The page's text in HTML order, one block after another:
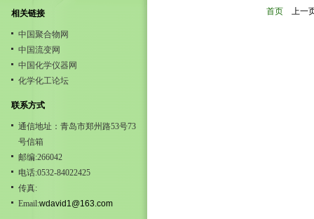
相关链接
中国聚合物网
中国流变网
中国化学仪器网
化学化工论坛
联系方式
通信地址：青岛市郑州路53号73
号信箱
邮编:266042
电话:0532-84022425
传真:
Email:wdavid1@163.com
首页 上一